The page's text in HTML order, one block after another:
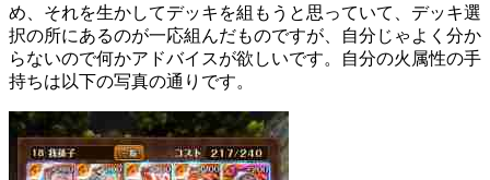
め、それを生かしてデッキを組もうと思っていて、デッキ選
択の所にあるのが一応組んだものですが、自分じゃよく分か
らないので何かアドバイスが欲しいです。自分の火属性の手
持ちは以下の写真の通りです。